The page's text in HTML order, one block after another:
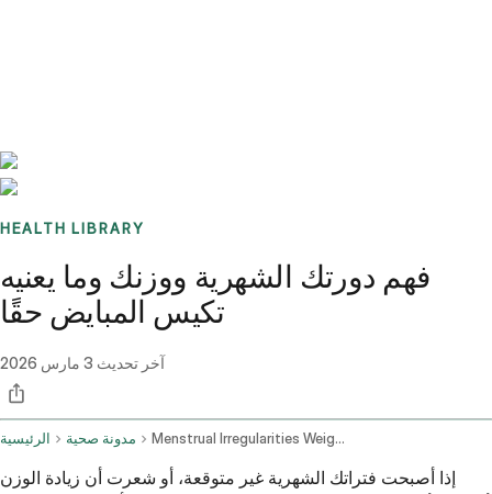
HEALTH LIBRARY
فهم دورتك الشهرية ووزنك وما يعنيه
تكيس المبايض حقًا
آخر تحديث 3 مارس 2026
الرئيسية مدونة صحية Menstrual Irregularities Weight Concerns And Pcos Symptoms
إذا أصبحت فتراتك الشهرية غير متوقعة، أو شعرت أن زيادة الوزن